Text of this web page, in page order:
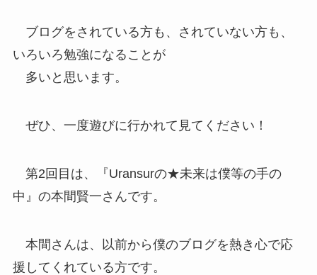
ブログをされている方も、されていない方も、
いろいろ勉強になることが
多いと思います。
ぜひ、一度遊びに行かれて見てください！
第2回目は、『Uransurの★未来は僕等の手の
中』の本間賢一さんです。
本間さんは、以前から僕のブログを熱き心で応
援してくれている方です。